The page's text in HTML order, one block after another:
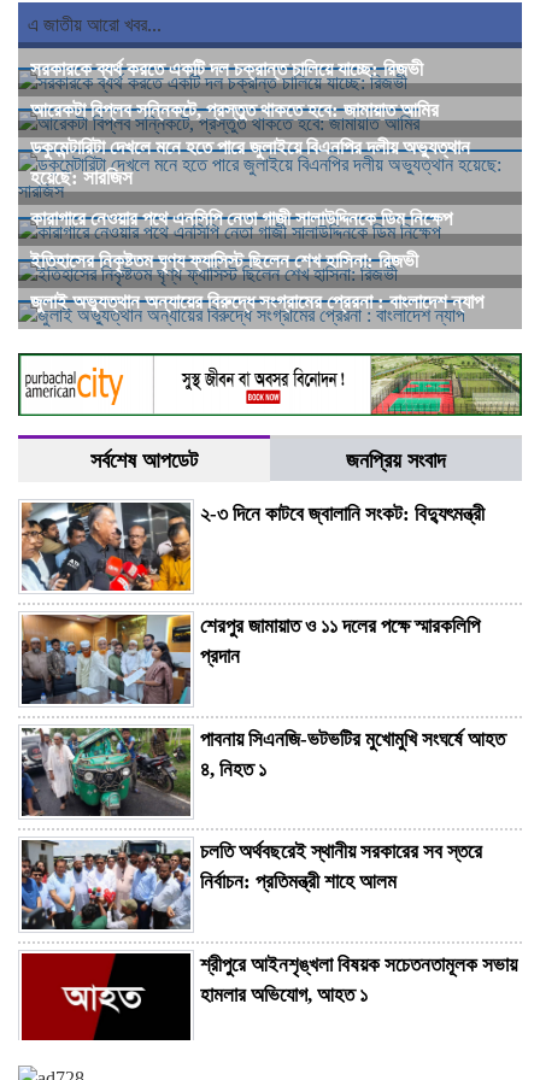
এ জাতীয় আরো খবর...
সরকারকে ব্যর্থ করতে একটি দল চক্রান্ত চালিয়ে যাচ্ছে: রিজভী
আরেকটা বিপ্লব সন্নিকটে, প্রস্তুত থাকতে হবে: জামায়াত আমির
ডকুমেন্টারিটা দেখলে মনে হতে পারে জুলাইয়ে বিএনপির দলীয় অভ্যুত্থান
হয়েছে: সারজিস
কারাগারে নেওয়ার পথে এনসিপি নেতা গাজী সালাউদ্দিনকে ডিম নিক্ষেপ
ইতিহাসের নিকৃষ্টতম ঘৃণ্য ফ্যাসিস্ট ছিলেন শেখ হাসিনা: রিজভী
জুলাই অভ্যুত্থান অন্যায়ের বিরুদ্ধে সংগ্রামের প্রেরনা : বাংলাদেশ ন্যাপ
সর্বশেষ আপডেট জনপ্রিয় সংবাদ
২-৩ দিনে কাটবে জ্বালানি সংকট: বিদ্যুৎমন্ত্রী
শেরপুর জামায়াত ও ১১ দলের পক্ষে স্মারকলিপি
প্রদান
পাবনায় সিএনজি-ভটভটির মুখোমুখি সংঘর্ষে আহত
৪, নিহত ১
চলতি অর্থবছরেই স্থানীয় সরকারের সব স্তরে
নির্বাচন: প্রতিমন্ত্রী শাহে আলম
শ্রীপুরে আইনশৃঙ্খলা বিষয়ক সচেতনতামূলক সভায়
হামলার অভিযোগ, আহত ১